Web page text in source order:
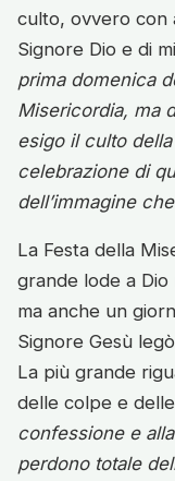
culto, ovvero con
Signore Dio e di
prima domenica
Misericordia, ma
esigo il culto
celebrazione di
dell’immagine
La Festa della
grande lode a
ma anche un
Signore Gesù
La più grande
delle colpe e
confessione e
perdono totale